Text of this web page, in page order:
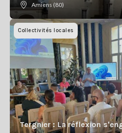
Amiens (80)
Collectivités locales
Tergnier : La réflexion